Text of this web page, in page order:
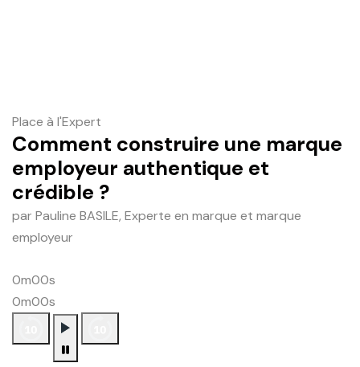
Place à l'Expert
Comment construire une marque
employeur authentique et
crédible ?
par Pauline BASILE, Experte en marque et marque
employeur
0m00s
0m00s